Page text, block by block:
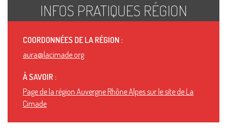
INFOS PRATIQUES RÉGION
COORDONNÉES DE LA RÉGION :
aura@lacimade.org
À SAVOIR :
Page de la région Auvergne Rhône Alpes sur le site de La
Cimade